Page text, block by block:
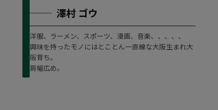
澤村 ゴウ
洋服、ラーメン、スポーツ、漫画、音楽、、、、、
興味を持ったモノにはとことん一直線な大阪生まれ大
阪育ち。
肩幅広め。